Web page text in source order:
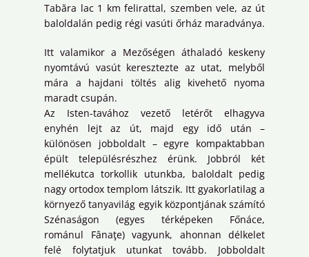
Tabăra lac 1 km felirattal, szemben vele, az út
baloldalán pedig régi vasúti őrház maradványa.
Itt valamikor a Mezőségen áthaladó keskeny
nyomtávú vasút keresztezte az utat, melyből
mára a hajdani töltés alig kivehető nyoma
maradt csupán.
Az Isten-tavához vezető letérőt elhagyva
enyhén lejt az út, majd egy idő után –
különösen jobboldalt – egyre kompaktabban
épült településrészhez érünk. Jobbról két
mellékutca torkollik utunkba, baloldalt pedig
nagy ortodox templom látszik. Itt gyakorlatilag a
környező tanyavilág egyik központjának számító
Szénaságon (egyes térképeken Főnáce,
románul Fânaţe) vagyunk, ahonnan délkelet
felé folytatjuk utunkat tovább. Jobboldalt